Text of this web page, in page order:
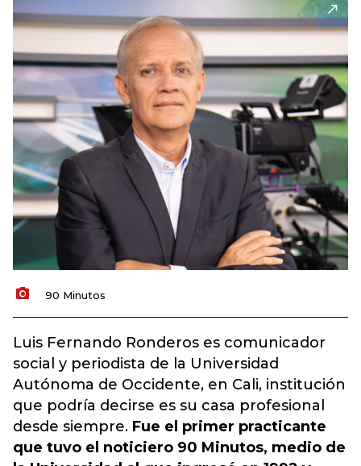
90 Minutos
Luis Fernando Ronderos es comunicador
social y periodista de la Universidad
Autónoma de Occidente, en Cali, institución
que podría decirse es su casa profesional
desde siempre. Fue el primer practicante
que tuvo el noticiero 90 Minutos, medio de